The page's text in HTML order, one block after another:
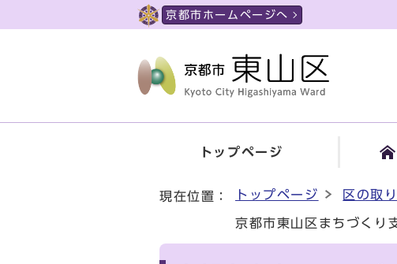
京都市ホームページへ
トップページ
現在位置： トップページ 区の取
京都市東山区まちづくり